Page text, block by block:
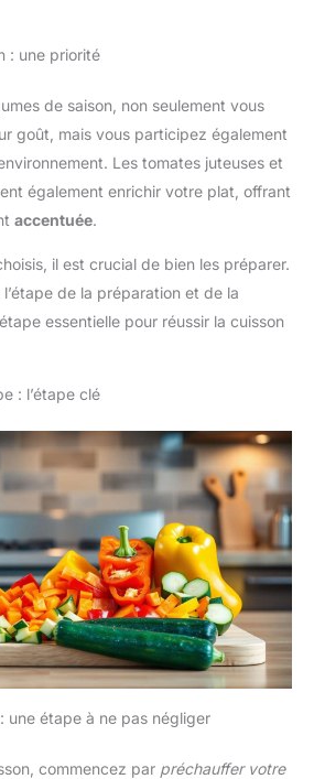
: une priorité
de saison, non seulement vous
goût, mais vous participez également
Les tomates juteuses et
également enrichir votre plat, offrant
accentuée.
il est crucial de bien les préparer.
de la préparation et de la
essentielle pour réussir la cuisson
: l’étape clé
une étape à ne pas négliger
commencez par préchauffer votre